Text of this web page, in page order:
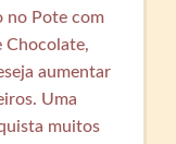
no Pote com
Chocolate,
aumentar
Uma
muitos